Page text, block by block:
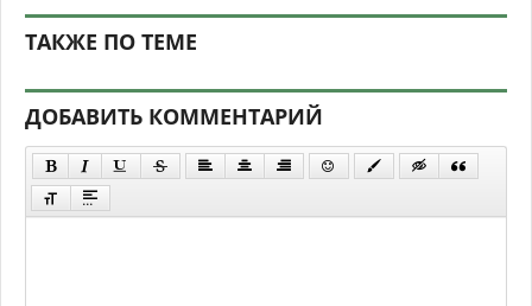
ТАКЖЕ ПО ТЕМЕ
ДОБАВИТЬ КОММЕНТАРИЙ